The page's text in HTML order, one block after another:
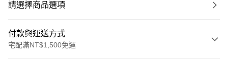
請選擇商品選項
付款與運送方式
宅配滿NT$1,500免運